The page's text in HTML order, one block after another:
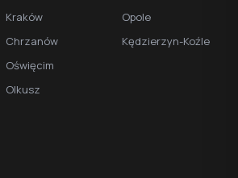
Kraków
Chrzanów
Oświęcim
Olkusz
Opole
Kędzierzyn-Koźle